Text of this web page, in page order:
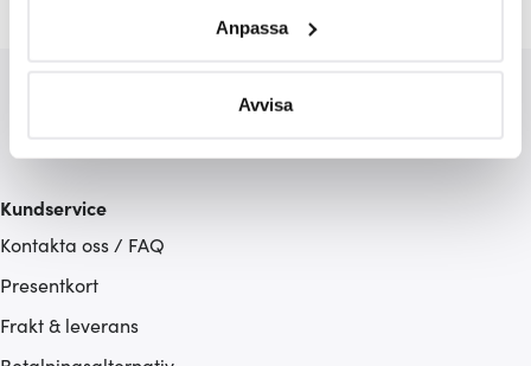
Ta reda på mer om hur dina personliga uppgifter
Du kan ändra eller dra tillbaka ditt samtycke när som
ska anpassas efter det som vi tror att du tycker om. Det
gör också att vi kan analysera vår trafik och göra
som du vill dela med dig av.
Anpassa
Avvisa
Kundservice
Kontakta oss / FAQ
Presentkort
Frakt & leverans